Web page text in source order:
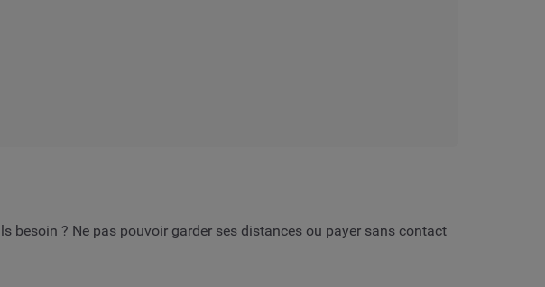
besoin ? Ne pas pouvoir garder ses distances ou payer sans contact